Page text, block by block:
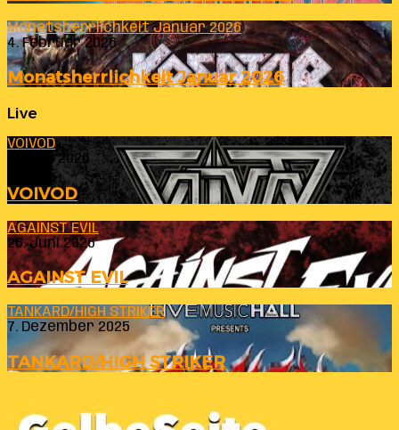
Monatsherrlichkeit Januar 2026
4. Februar 2026
Monatsherrlichkeit Januar 2026
Live
VOIVOD
23. Juli 2026
VOIVOD
AGAINST EVIL
26. Juni 2026
AGAINST EVIL
TANKARD/HIGH STRIKER
7. Dezember 2025
TANKARD/HIGH STRIKER